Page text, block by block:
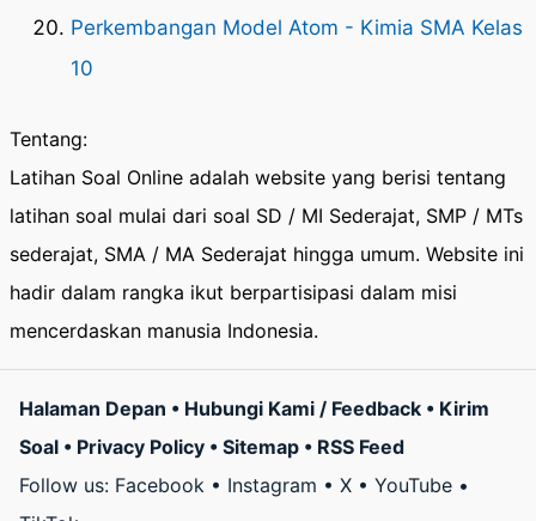
Perkembangan Model Atom - Kimia SMA Kelas
10
Tentang:
Latihan Soal Online adalah website yang berisi tentang
latihan soal mulai dari soal SD / MI Sederajat, SMP / MTs
sederajat, SMA / MA Sederajat hingga umum. Website ini
hadir dalam rangka ikut berpartisipasi dalam misi
mencerdaskan manusia Indonesia.
Halaman Depan • Hubungi Kami / Feedback • Kirim
Soal • Privacy Policy • Sitemap • RSS Feed
Follow us: Facebook • Instagram • X • YouTube •